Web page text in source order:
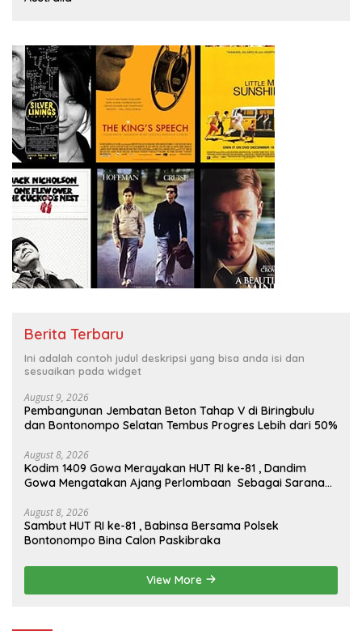
Berita Terbaru
Ini adalah contoh judul deskripsi yang bisa anda isi dan
sesuaikan pada widget
August 9, 2026
Pembangunan Jembatan Beton Tahap V di Biringbulu
dan Bontonompo Selatan Tembus Progres Lebih dari 50%
August 8, 2026
Kodim 1409 Gowa Merayakan HUT RI ke-81 , Dandim
Gowa Mengatakan Ajang Perlombaan Sebagai Sarana
August 8, 2026
Sambut HUT RI ke-81 , Babinsa Bersama Polsek
View More